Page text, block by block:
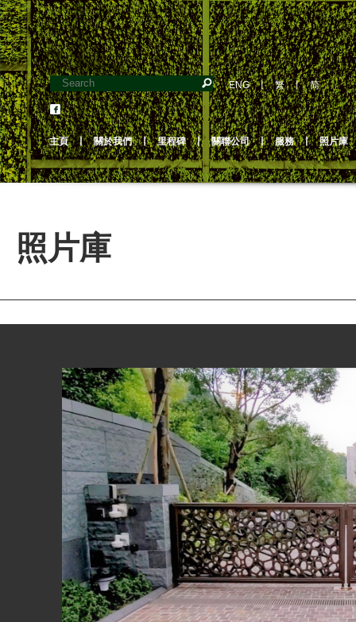
ENG丨繁丨简
主頁 丨 關於我們 丨 里程碑 丨 關聯公司 丨 服務 丨 照片庫
照片庫